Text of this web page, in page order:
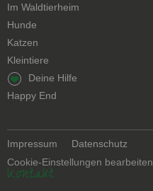
Navigation
überspringen
Im Waldtierheim
Hunde
Katzen
Kleintiere
Navigation
überspringen
Deine Hilfe
Happy End
Navigation
überspringen
Impressum
Datenschutz
Cookie-Einstellungen bearbeiten
Kontakt